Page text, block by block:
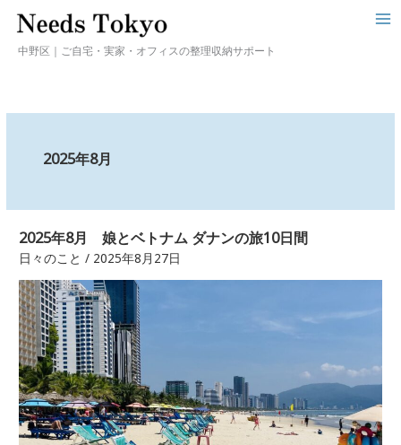
中野区｜ご自宅・実家・オフィスの整理収納サポート
2025年8月
2025年8月 娘とベトナム ダナンの旅10日間
日々のこと / 2025年8月27日
2025
年
8
月
娘
と
ベ
ト
ナ
ム
ダ